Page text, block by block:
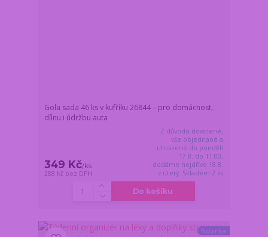
Gola sada 46 ks v kufříku 26844 – pro domácnost,
dílnu i údržbu auta
349 Kč/ks
288 Kč bez DPH
Z důvodu dovolené,
vše objednané a
uhrazené do pondělí
17.8. do 11:00,
dodáme nejdříve 18.8.
v úterý. Skladem 2 ks
Do košíku
Novinka